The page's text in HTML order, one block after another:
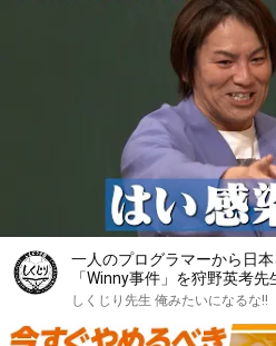
一人のプログラマーから日
「Winny事件」を狩野英考先
しくじり先生 俺みたいになるな!!